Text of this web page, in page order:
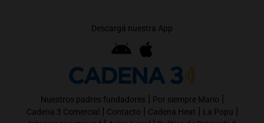
Descargá nuestra App
Nuestros padres fundadores | Por siempre Mario |
Cadena 3 Comercial | Contacto | Cadena Heat | La Popu |